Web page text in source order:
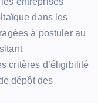
dans les
à postuler au
critères d’éligibilité
dépôt des